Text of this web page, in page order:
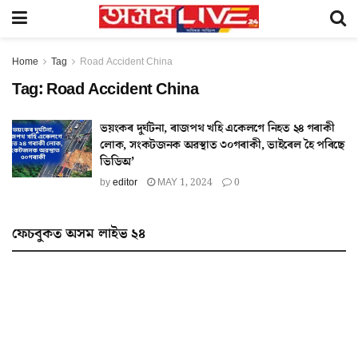
Home Tag Road Accident China
Tag: Road Accident China
ভয়ংকৰ দুৰ্ঘটনা, ৰাজপথ খহি একেলগে নিহত ২৪ গৰাকী
লোক, সংকটজনক অৱস্থাত ৩০গৰাকী, ভাইৰেল হৈ পৰিছে
ভিডিঅ’
byeditor MAY 1, 2024 0
ফেচবুকত অসম লাইভ ২৪